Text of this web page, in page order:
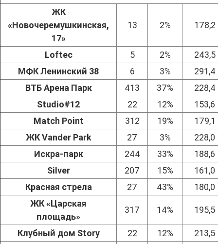
ЖК
«Новочеремушкинская,
17»
13 2% 178,2
Loftec 5 2%
243,5
МФК Ленинский 38
6 3%
291,4
ВТБ Арена Парк
413 37%
228,4
Studio#12
22 12%
153,6
Match Point
312 19%
179,1
ЖК Vander Park
27 3%
228,0
Искра-парк
244 33%
188,6
Silver
207 15%
161,0
Красная стрела
27 43%
180,0
ЖК «Царская
площадь»
317 14% 195,5
Клубный дом Story 22 12%
213,5